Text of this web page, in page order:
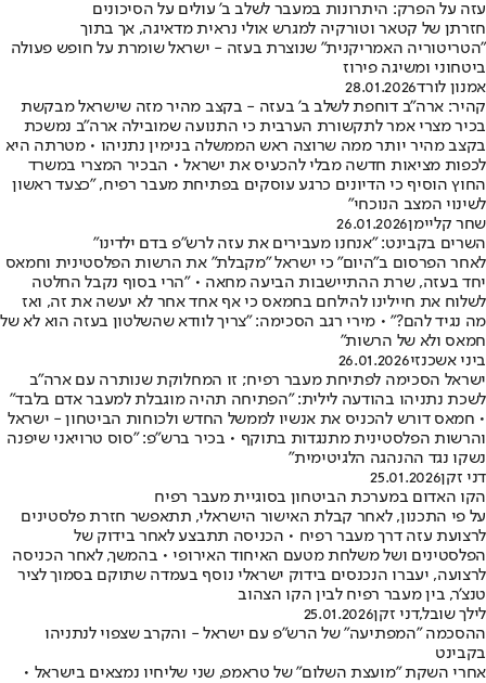
עזה על הפרק: היתרונות במעבר לשלב ב' עולים על הסיכונים
חזרתן של קטאר וטורקיה למגרש אולי נראית מדאיגה, אך בתוך
"הטריטוריה האמריקנית" שנוצרת בעזה - ישראל שומרת על חופש פעולה
ביטחוני ומשיגה פירוז
אמנון לורד28.01.2026
קהיר: ארה"ב דוחפת לשלב ב' בעזה - בקצב מהיר מזה שישראל מבקשת
בכיר מצרי אמר לתקשורת הערבית כי התנועה שמובילה ארה"ב נמשכת
בקצב מהיר יותר ממה שרוצה ראש הממשלה בנימין נתניהו • מטרתה היא
לכפות מציאות חדשה מבלי להכעיס את ישראל • הבכיר המצרי במשרד
החוץ הוסיף כי הדיונים כרגע עוסקים בפתיחת מעבר רפיח, "כצעד ראשון
לשינוי המצב הנוכחי"
שחר קליימן26.01.2026
השרים בקבינט: "אנחנו מעבירים את עזה לרש"פ בדם ילדינו"
לאחר הפרסום ב"היום" כי ישראל "מקבלת" את הרשות הפלסטינית וחמאס
יחד בעזה, שרת ההתיישבות הביעה מחאה • "הרי בסוף נקבל החלטה
לשלוח את חיילינו להילחם בחמאס כי אף אחד אחר לא יעשה את זה, ואז
מה נגיד להם?" • מירי רגב הסכימה: "צריך לוודא שהשלטון בעזה הוא לא של
חמאס ולא של הרשות"
ביני אשכנזי26.01.2026
ישראל הסכימה לפתיחת מעבר רפיח; זו המחלוקת שנותרה עם ארה"ב
לשכת נתניהו בהודעה לילית: "הפתיחה תהיה מוגבלת למעבר אדם בלבד"
• חמאס דורש להכניס את אנשיו לממשל החדש ולכוחות הביטחון - ישראל
והרשות הפלסטינית מתנגדות בתוקף • בכיר ברש"פ: "סוס טרויאני שיפנה
נשקו נגד ההנהגה הלגיטימית"
דני זקן25.01.2026
הקו האדום במערכת הביטחון בסוגיית מעבר רפיח
על פי התכנון, לאחר קבלת האישור הישראלי, תתאפשר חזרת פלסטינים
לרצועת עזה דרך מעבר רפיח • הכניסה תתבצע לאחר בידוק של
הפלסטינים ושל משלחת מטעם האיחוד האירופי • בהמשך, לאחר הכניסה
לרצועה, יעברו הנכנסים בידוק ישראלי נוסף בעמדה שתוקם בסמוך לציר
טנצ'ר, בין מעבר רפיח לבין הקו הצהוב
לילך שובל,דני זקן25.01.2026
ההסכמה "המפתיעה" של הרש"פ עם ישראל - והקרב שצפוי לנתניהו
בקבינט
אחרי השקת "מועצת השלום" של טראמפ, שני שליחיו נמצאים בישראל •